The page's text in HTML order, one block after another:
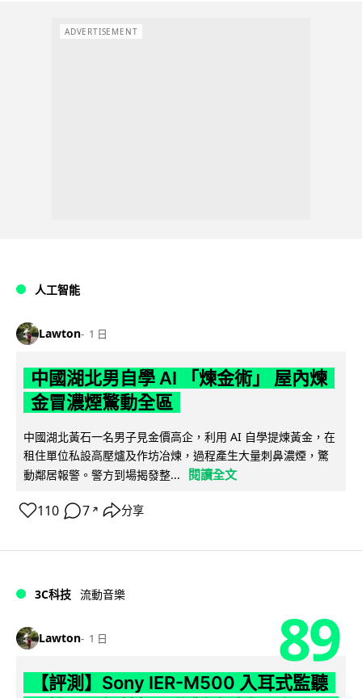
ADVERTISEMENT
人工智能
Lawton 1 日
中國湖北男自學 AI 「煉金術」 屋內煉
金冒濃煙驚動全區
中國湖北黃石一名男子見金價高企，利用 AI 自學提煉黃金，在
租住單位私設高壓爐及作坊冶煉，過程產生大量刺鼻濃煙，驚
動鄰居報警。警方到場揭發整...
閱讀全文
110 7 ↗ 分享
3C科技 流動音樂
Lawton 1 日 89
【評測】Sony IER-M500 入耳式監聽